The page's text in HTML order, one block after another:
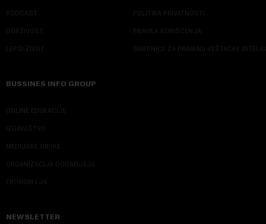
PODCAST
ODRŽIVOST
LEPŠI ŽIVOT
POLITIKA PRIVATNOSTI
PRAVILA KORIŠĆENJA
SMERNICE ZA PRIMENU VEŠTAČKE
BUSSINES INFO GROUP
ONLINE EDUKACIJE
IZDAVAŠTVO
MEDIJSKE OBUKE
ORGANIZACIJA DOGADJAJA
EKONOM I JA
NEWSLETTER